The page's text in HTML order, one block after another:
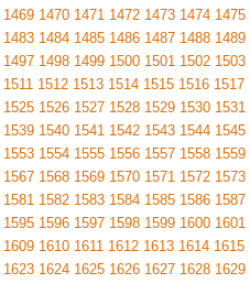
1469 1470 1471 1472 1473 1474 1475
1483 1484 1485 1486 1487 1488 1489
1497 1498 1499 1500 1501 1502 1503
1511 1512 1513 1514 1515 1516 1517
1525 1526 1527 1528 1529 1530 1531
1539 1540 1541 1542 1543 1544 1545
1553 1554 1555 1556 1557 1558 1559
1567 1568 1569 1570 1571 1572 1573
1581 1582 1583 1584 1585 1586 1587
1595 1596 1597 1598 1599 1600 1601
1609 1610 1611 1612 1613 1614 1615
1623 1624 1625 1626 1627 1628 1629